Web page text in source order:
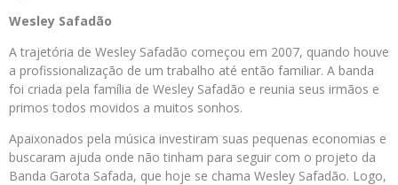
Wesley Safadão
A trajetória de Wesley Safadão começou em 2007, quando houve
a profissionalização de um trabalho até então familiar. A banda
foi criada pela família de Wesley Safadão e reunia seus irmãos e
primos todos movidos a muitos sonhos.
Apaixonados pela música investiram suas pequenas economias e
buscaram ajuda onde não tinham para seguir com o projeto da
Banda Garota Safada, que hoje se chama Wesley Safadão. Logo,